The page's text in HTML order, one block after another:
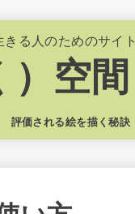
る人のためのサイト
空間
評価される絵を描く秘訣